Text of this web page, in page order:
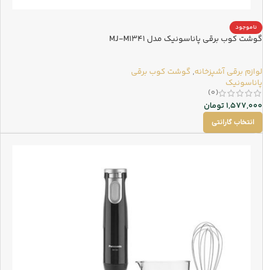
ناموجود
گوشت کوب برقی پاناسونیک مدل MJ-M1341
لوازم برقی آشپزخانه, گوشت کوب برقی
پاناسونیک
(0)
1,577,000تومان
انتخاب گارانتی